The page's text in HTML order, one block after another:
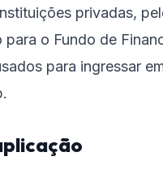
privadas,
o Fundo de
para ingressar